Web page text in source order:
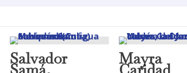
Salvador Mayra